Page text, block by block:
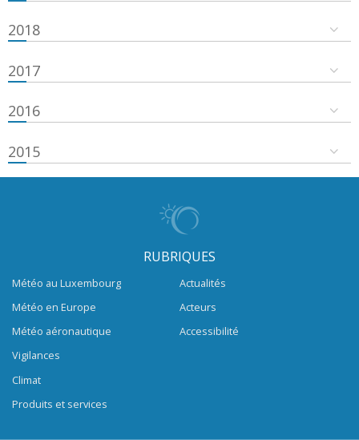
2018
2017
2016
2015
RUBRIQUES
Météo au Luxembourg
Météo en Europe
Météo aéronautique
Vigilances
Climat
Produits et services
Actualités
Acteurs
Accessibilité